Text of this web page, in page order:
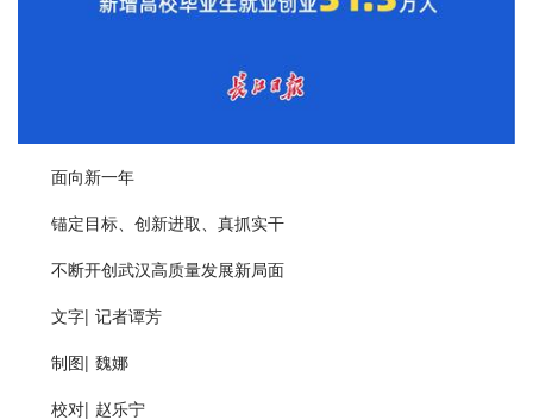
面向新一年
锚定目标、创新进取、真抓实干
不断开创武汉高质量发展新局面
文字| 记者谭芳
制图| 魏娜
校对| 赵乐宁